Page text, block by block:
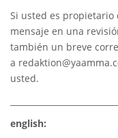
Si usted es propietario
mensaje en una
también un breve
a
usted.
english: